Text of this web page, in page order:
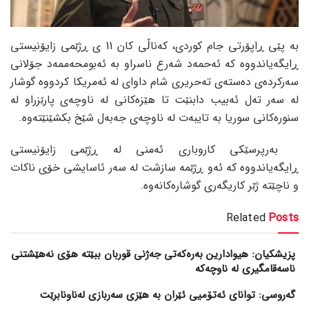
بە پێی ڕاپۆرتی جام کوردی، کەناڵی کان 11 ی ڕژێمی زایۆنیستی
ڕایگەیاندووە کە ئەحمەد شەرع ناسراو بە ئەبومحەممەد جۆلانی
سەرکردەی دەستەی تەحریری شام داوای لە ئەمریکا کردووە گوشار
لە سەر تەل ئەبیب دابنێت تا هێزەکانی لە ناوچەی پارێزراو لە
سنورەکانی سوریا بە تایبەت لە ناوچەی جەبەل شێخ بکشێنێتەوە.
بەرپرسێکی کاروباری ئەمنی لە ڕژێمی زایۆنیستی
ڕایگەیاندووە کە ئەو ڕژێمە سازشت لە سەر ئاسایشی خۆی ناکات
و ناچێتە ژێر کاریگەری گوشارەکانەوە.
Related Posts
پزیشکیان: هیوادارین بەرەکەتی جەژنی قوربان ببێتە هۆی نەهێشتنی
ناسەقامگیری لە ناوچەکە
گەروسی: توانای ئەتۆمیی ئێران بە هێزی سەربازی لەناونابرێت